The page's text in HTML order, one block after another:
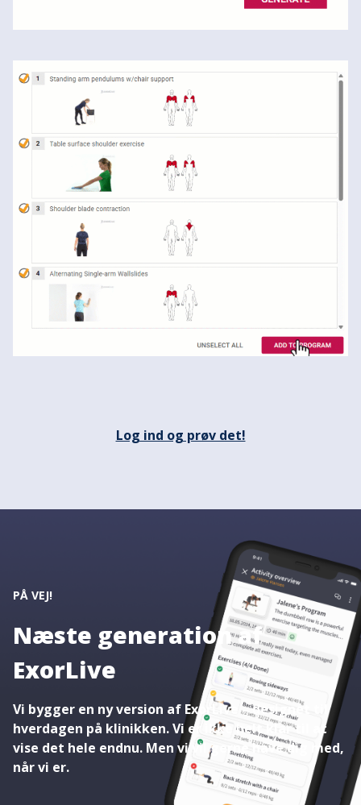
Log ind og prøv det!
PÅ VEJ!
Næste generation af
ExorLive
Vi bygger en ny version af ExorLive – designet til
hverdagen på klinikken. Vi er ikke helt klar til at
vise det hele endnu. Men vi vil gerne have dig med,
når vi er.